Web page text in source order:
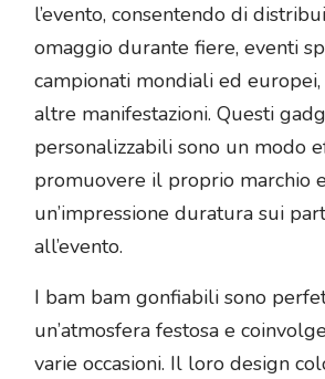
l’evento, consentendo di
omaggio durante fiere, eventi
campionati mondiali ed
altre manifestazioni. Questi
personalizzabili sono un modo
promuovere il proprio marchio
un’impressione duratura sui
all’evento.
I bam bam gonfiabili sono
un’atmosfera festosa e
varie occasioni. Il loro design